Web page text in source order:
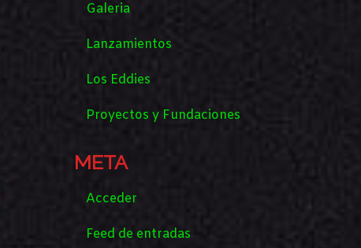
Galeria
Lanzamientos
Los Eddies
Proyectos y Fundaciones
META
Acceder
Feed de entradas